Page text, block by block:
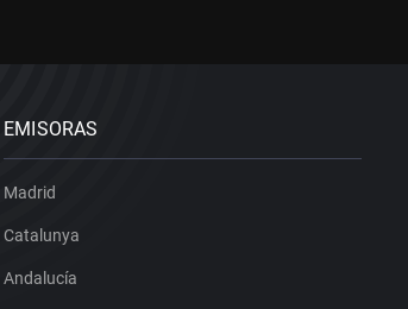
EMISORAS
Madrid
Catalunya
Andalucía